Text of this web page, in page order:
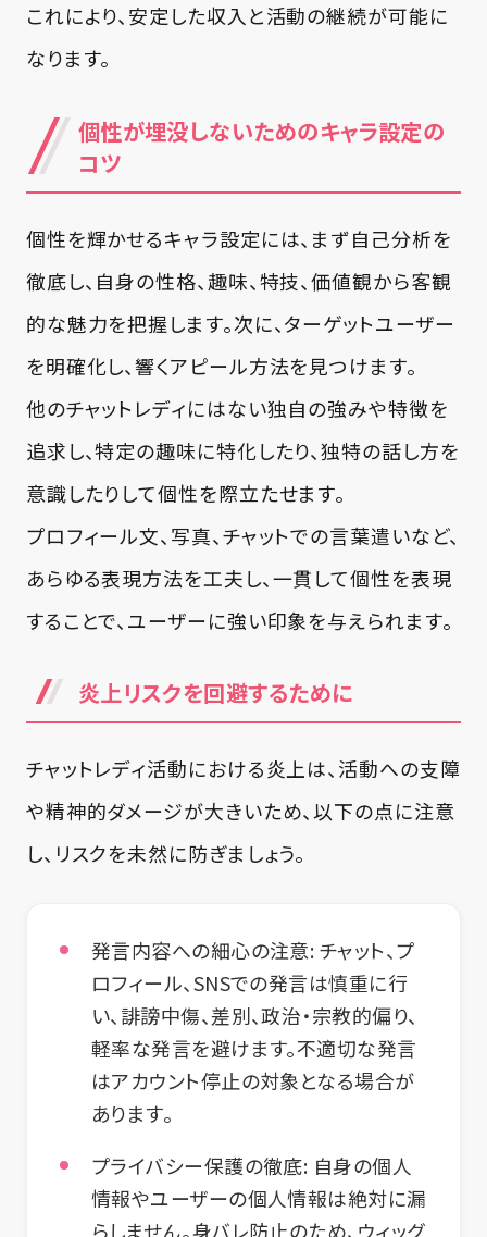
これにより、安定した収入と活動の継続が可能に
なります。
個性が埋没しないためのキャラ設定の
コツ
個性を輝かせるキャラ設定には、まず自己分析を
徹底し、自身の性格、趣味、特技、価値観から客観
的な魅力を把握します。次に、ターゲットユーザー
を明確化し、響くアピール方法を見つけます。
他のチャットレディにはない独自の強みや特徴を
追求し、特定の趣味に特化したり、独特の話し方を
意識したりして個性を際立たせます。
プロフィール文、写真、チャットでの言葉遣いなど、
あらゆる表現方法を工夫し、一貫して個性を表現
することで、ユーザーに強い印象を与えられます。
炎上リスクを回避するために
チャットレディ活動における炎上は、活動への支障
や精神的ダメージが大きいため、以下の点に注意
し、リスクを未然に防ぎましょう。
発言内容への細心の注意:チャット、プ
ロフィール、SNSでの発言は慎重に行
い、誹謗中傷、差別、政治・宗教的偏り、
軽率な発言を避けます。不適切な発言
はアカウント停止の対象となる場合が
あります。
プライバシー保護の徹底: 自身の個人
情報やユーザーの個人情報は絶対に漏
らしません。身バレ防止のため、ウィッグ